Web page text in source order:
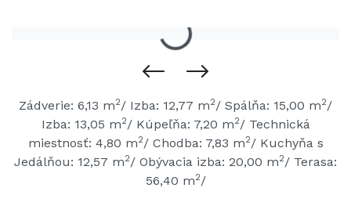
Zádverie: 6,13 m2/ Izba: 12,77 m2/ Spálňa: 15,00 m2/
Izba: 13,05 m2/ Kúpeľňa: 7,20 m2/ Technická
miestnosť: 4,80 m2/ Chodba: 7,83 m2/ Kuchyňa s
Jedálňou: 12,57 m2/ Obývacia izba: 20,00 m2/ Terasa:
56,40 m2/